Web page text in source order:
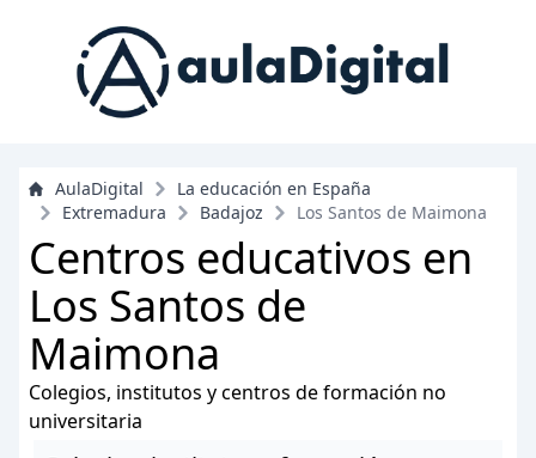
AulaDigital
La educación en España
Extremadura
Badajoz Los Santos de Maimona
Centros educativos en
Los Santos de
Maimona
Colegios, institutos y centros de formación no
universitaria